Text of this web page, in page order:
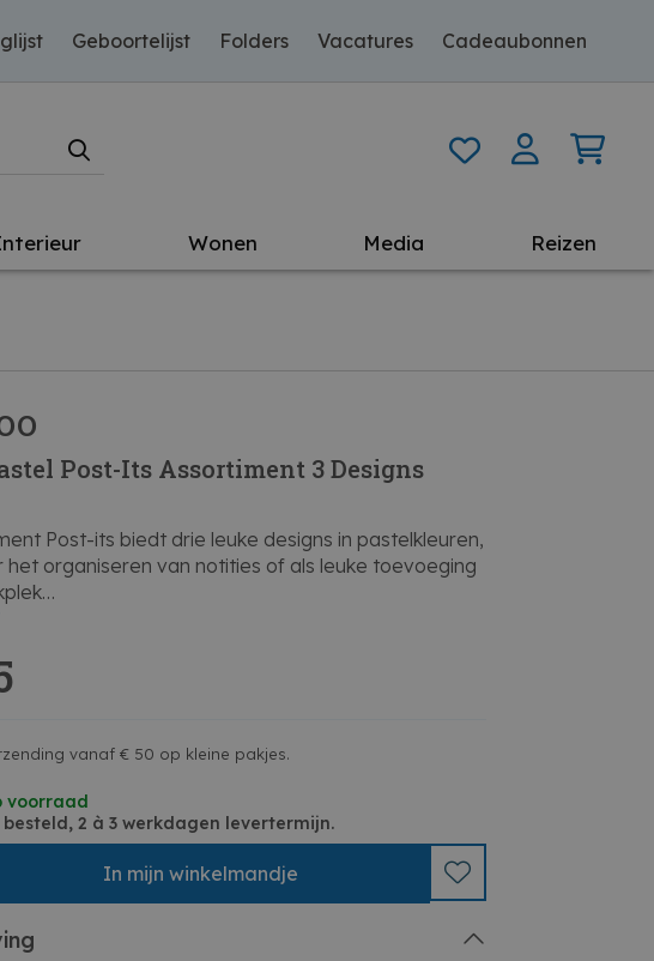
Geboortelijst Folders Vacatures Cadeaubonnen
Wonen Media Reizen
Post-Its Assortiment 3 Designs
Post-its biedt drie leuke designs in pastelkleuren,
het organiseren van notities of als leuke toevoeging
notities en reminders
thuis of op kantoor
vanaf € 50 op kleine pakjes.
voorraad
besteld, 2 à 3 werkdagen levertermijn.
In mijn winkelmandje